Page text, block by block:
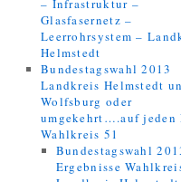
– Infrastruktur –
Glasfasernetz –
Leerrohrsystem –
Helmstedt
Bundestagswahl 2013
Landkreis Helmstedt
Wolfsburg oder
umgekehrt….auf jeden
Wahlkreis 51
Bundestagswahl
Ergebnisse